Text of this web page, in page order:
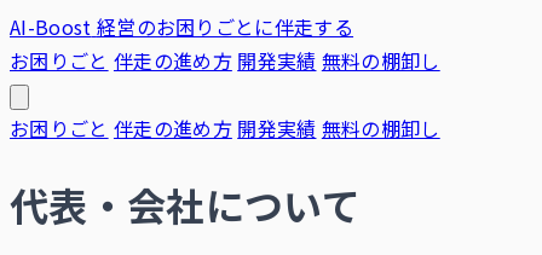
AI-Boost 経営のお困りごとに伴走する
お困りごと 伴走の進め方 開発実績 無料の棚卸し
お困りごと 伴走の進め方 開発実績 無料の棚卸し
代表・会社について